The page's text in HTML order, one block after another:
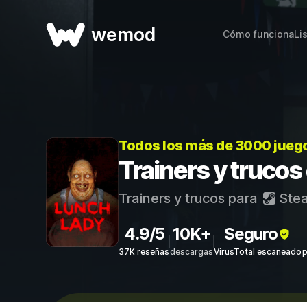
wemod Cómo funciona
Todos los más de 3000
Trainers y
Trainers y trucos para
4.9/5
37K reseñas
10K+
descargas
Seguro
VirusTotal escaneado